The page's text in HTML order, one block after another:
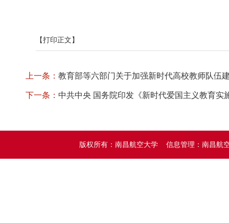
【打印正文】
上一条： 教育部等六部门关于加强新时代高校教师队伍
下一条： 中共中央 国务院印发《新时代爱国主义教育实
版权所有：南昌航空大学 信息管理：南昌